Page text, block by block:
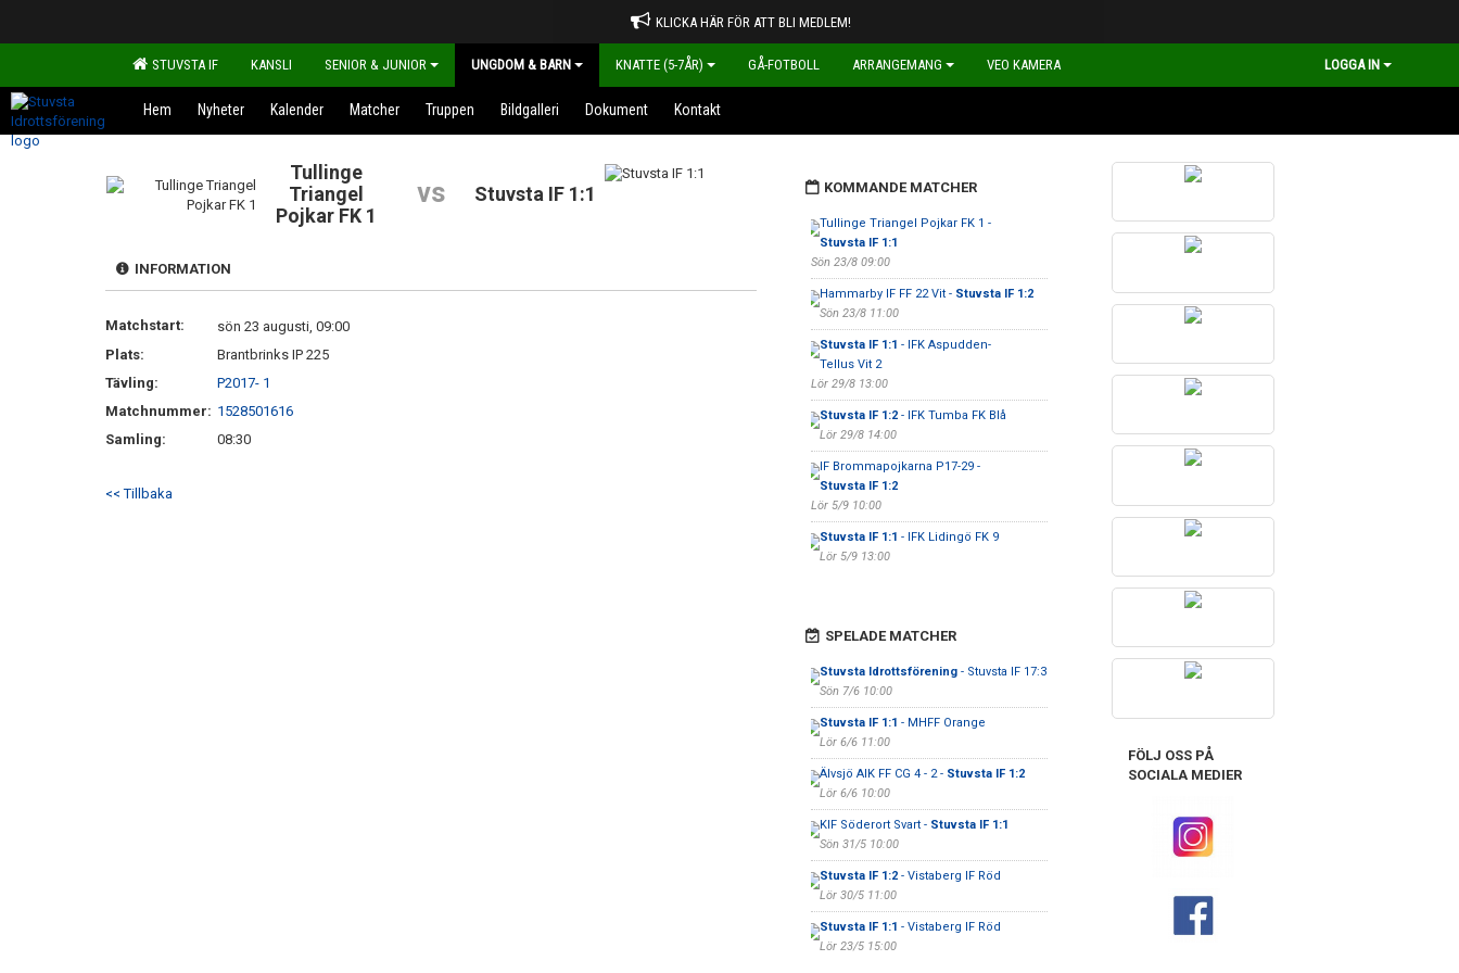
KLICKA HÄR FÖR ATT BLI MEDLEM!
STUVSTA IF KANSLI SENIOR & JUNIOR UNGDOM & BARN KNATTE (5-7ÅR) GÅ-FOTBOLL ARRANGEMANG VEO KAMERA LOGGA IN
Hem Nyheter Kalender Matcher Truppen Bildgalleri Dokument Kontakt
Tullinge
Triangel
Pojkar FK 1
vs Stuvsta IF 1:1
INFORMATION
Matchstart:
sön 23 augusti, 09:00
Plats:
Brantbrinks IP 225
Tävling:
P2017- 1
Matchnummer: 1528501616
Samling:
08:30
<< Tillbaka
KOMMANDE MATCHER
Tullinge Triangel Pojkar FK 1 -
Stuvsta IF 1:1
Sön 23/8 09:00
Hammarby IF FF 22 Vit - Stuvsta IF 1:2
Sön 23/8 11:00
Stuvsta IF 1:1 - IFK Aspudden-
Tellus Vit 2
Lör 29/8 13:00
Stuvsta IF 1:2- IFK Tumba FK Blå
Lör 29/8 14:00
IF Brommapojkarna P17-29 -
Stuvsta IF 1:2
Lör 5/9 10:00
Stuvsta IF 1:1 - IFK Lidingö FK 9
Lör 5/9 13:00
SPELADE MATCHER
Stuvsta Idrottsförening- Stuvsta IF 17:3
Sön 7/6 10:00
Stuvsta IF 1:1 - MHFF Orange
Lör 6/6 11:00
Älvsjö AIK FF CG 4 - 2 - Stuvsta IF 1:2
Lör 6/6 10:00
KIF Söderort Svart - Stuvsta IF 1:1
Sön 31/5 10:00
Stuvsta IF 1:2- Vistaberg IF Röd
Lör 30/5 11:00
Stuvsta IF 1:1 - Vistaberg IF Röd
Lör 23/5 15:00
FÖLJ OSS PÅ
SOCIALA MEDIER